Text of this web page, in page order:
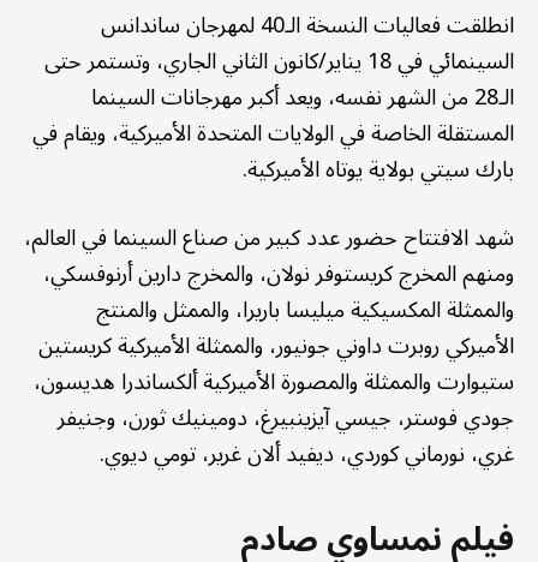
انطلقت فعاليات النسخة الـ40 لمهرجان ساندانس
السينمائي في 18 يناير/كانون الثاني الجاري، وتستمر حتى
الـ28 من الشهر نفسه، ويعد أكبر مهرجانات السينما
المستقلة الخاصة في الولايات المتحدة الأميركية، ويقام في
بارك سيتي بولاية يوتاه الأميركية.
شهد الافتتاح حضور عدد كبير من صناع السينما في العالم،
ومنهم المخرج كريستوفر نولان، والمخرج دارين أرنوفسكي،
والممثلة المكسيكية ميليسا باريرا، والممثل والمنتج
الأميركي روبرت داوني جونيور، والممثلة الأميركية كريستين
ستيوارت والممثلة والمصورة الأميركية ألكساندرا هديسون،
جودي فوستر، جيسي آيزينبيرغ، دومينيك ثورن، وجنيفر
غري، نورماني كوردي، ديفيد ألان غرير، تومي ديوي.
فيلم نمساوي صادم